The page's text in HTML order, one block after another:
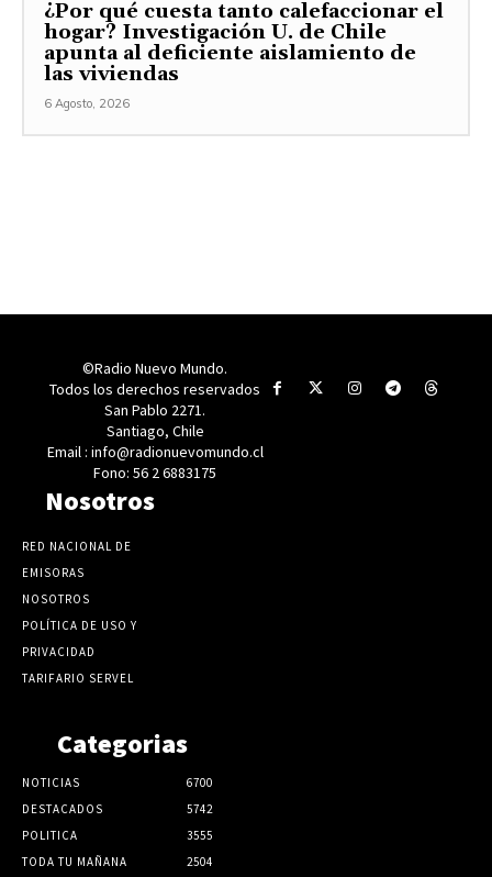
¿Por qué cuesta tanto calefaccionar el
hogar? Investigación U. de Chile
apunta al deficiente aislamiento de
las viviendas
6 Agosto, 2026
©Radio Nuevo Mundo.
Todos los derechos reservados
San Pablo 2271.
Santiago, Chile
Email : info@radionuevomundo.cl
Fono: 56 2 6883175
Nosotros
RED NACIONAL DE
EMISORAS
NOSOTROS
POLÍTICA DE USO Y
PRIVACIDAD
TARIFARIO SERVEL
Categorias
NOTICIAS
6700
DESTACADOS
5742
POLITICA
3555
TODA TU MAÑANA
2504